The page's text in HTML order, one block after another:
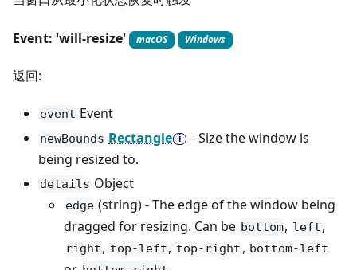
Event: 'will-resize' macOS Windows
返回:
event Event
newBounds Rectangle
- Size the window is
being resized to.
details Object
edge (string) - The edge of the window being
dragged for resizing. Can be bottom, left,
right, top-left, top-right , bottom-left